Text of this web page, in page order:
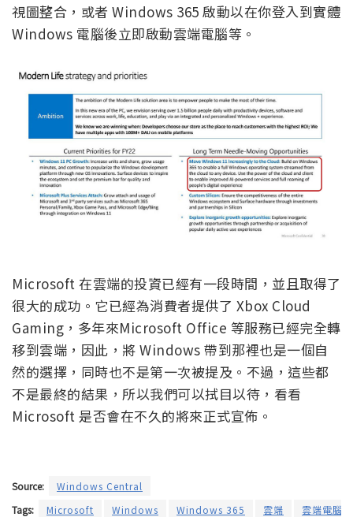
視圖整合，或者 Windows 365 啟動以在你登入到實體
Windows 電腦後立即啟動雲端電腦等。
Microsoft 在雲端的投資已經有一段時間，並且取得了
很大的成功。它已經為消費者提供了 Xbox Cloud
Gaming，多年來Microsoft Office 等服務已經完全轉
移到雲端，因此，將 Windows 帶到那裡也是一個自
然的選擇，同時也不是第一次被提及。不過，這些都
不是最終的結果，所以我們可以拭目以待，看看
Microsoft 是否會在不久的將來正式宣佈。
Source:
Windows Central
Tags:
Microsoft Windows Windows 365 雲端 雲端電腦